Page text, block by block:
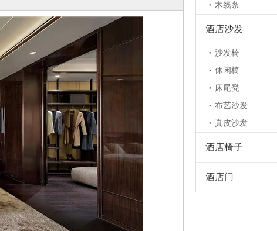
木线条
酒店沙发
沙发椅
休闲椅
床尾凳
布艺沙发
真皮沙发
酒店椅子
酒店门